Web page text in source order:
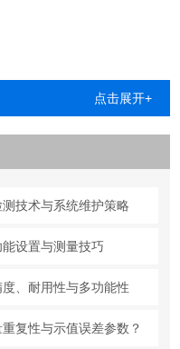
点击展开+
技术与系统维护策略
设置与测量技巧
、耐用性与多功能性
复性与示值误差参数？